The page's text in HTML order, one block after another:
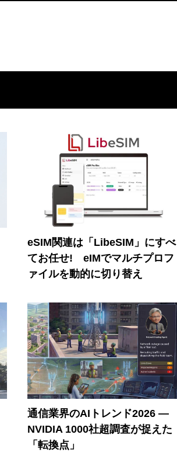
eSIM関連は「LibeSIM」にすべ
てお任せ! eIMでマルチプロフ
ァイルを動的に切り替え
通信業界のAIトレンド2026 ―
NVIDIA 1000社超調査が捉えた
「転換点」